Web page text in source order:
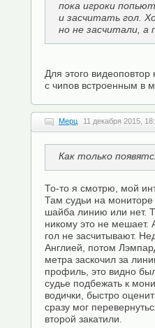
пока игроки
и засчитать гол.
но не засчитали,
Для этого
с чипов встроенным в
Мерц 11 декабря 2015,
Как только
То-то я смотрю, мой
Там судьи на
шайба линию или нет.
никому это не мешает.
гол не засчитывают.
Англией, потом
метра заскочил за
профиль, это видно
судье подбежать к
водички, быстро
сразу мог
второй закатили.